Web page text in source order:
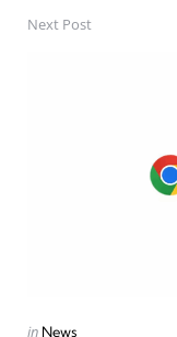
Next Post
Posted
in News